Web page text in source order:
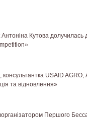
Кутова
USAID AGRO,
та відновлення»
Першого